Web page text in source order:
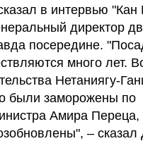
в интервью
директор
посередине.
много лет.
Нетаниягу-
были заморожены по
Амира Переца,
– сказал